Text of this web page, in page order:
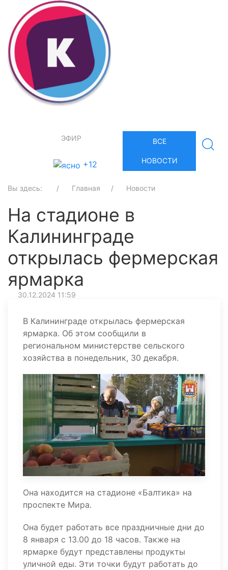
ЭФИР
+12
ВСЕ
НОВОСТИ
Вы здесь: Главная Новости
На стадионе в
Калининграде
открылась фермерская
ярмарка
30.12.2024 11:59
В Калининграде открылась фермерская
ярмарка. Об этом сообщили в
региональном министерстве сельского
хозяйства в понедельник, 30 декабря.
Она находится на стадионе «Балтика» на
проспекте Мира.
Она будет работать все праздничные дни до
8 января с 13.00 до 18 часов. Также на
ярмарке будут представлены продукты
уличной еды. Эти точки будут работать до